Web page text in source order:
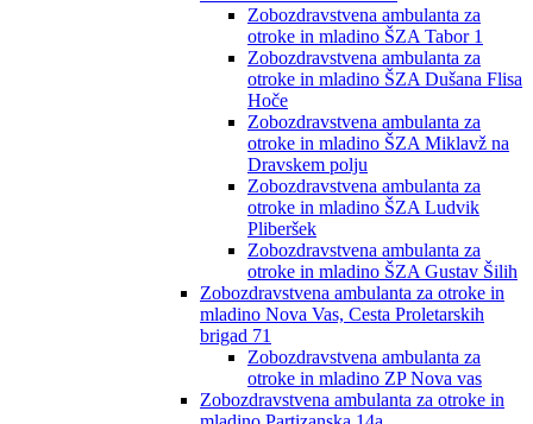
Zobozdravstvena ambulanta za
otroke in mladino ŠZA Tabor 1
Zobozdravstvena ambulanta za
otroke in mladino ŠZA Dušana Flisa
Hoče
Zobozdravstvena ambulanta za
otroke in mladino ŠZA Miklavž na
Dravskem polju
Zobozdravstvena ambulanta za
otroke in mladino ŠZA Ludvik
Pliberšek
Zobozdravstvena ambulanta za
otroke in mladino ŠZA Gustav Šilih
Zobozdravstvena ambulanta za otroke in
mladino Nova Vas, Cesta Proletarskih
brigad 71
Zobozdravstvena ambulanta za
otroke in mladino ZP Nova vas
Zobozdravstvena ambulanta za otroke in